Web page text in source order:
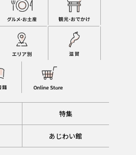
特集
あじわい館